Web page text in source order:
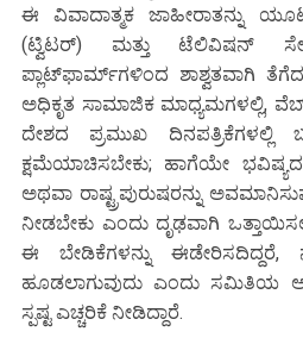
ಈ ವಿವಾದಾತ್ಮಕ ಜಾಹೀರಾತನ್ನು
(ಟ್ವಿಟರ್) ಮತ್ತು ಟೆಲಿವಿಷನ್
ಪ್ಲಾಟ್‌ಫಾರ್ಮ್‌ಗಳಿಂದ ಶಾಶ್ವತವಾಗಿ
ಅಧಿಕೃತ ಸಾಮಾಜಿಕ ಮಾಧ್ಯಮಗಳಲ್ಲಿ,
ದೇಶದ ಪ್ರಮುಖ
ಕ್ಷಮೆಯಾಚಿಸಬೇಕು; ಹಾಗೆಯೇ
ಅಥವಾ ರಾಷ್ಟ್ರಪುರುಷರನ್ನು
ನೀಡಬೇಕು ಎಂದು ದೃಢವಾಗಿ
ಈ ಬೇಡಿಕೆಗಳನ್ನು ಈಡೇರಿಸದಿದ್ದರೆ,
ಹೂಡಲಾಗುವುದು ಎಂದು ಸಮಿತಿಯ
ಸ್ಪಷ್ಟ ಎಚ್ಚರಿಕೆ ನೀಡಿದ್ದಾರೆ.